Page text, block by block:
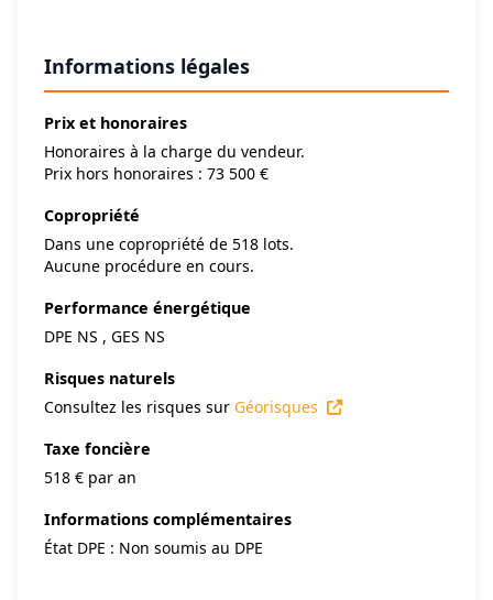
Informations légales
Prix et honoraires
Honoraires à la charge du vendeur.
Prix hors honoraires : 73 500 €
Copropriété
Dans une copropriété de 518 lots.
Aucune procédure en cours.
Performance énergétique
DPE NS , GES NS
Risques naturels
Consultez les risques sur Géorisques
Taxe foncière
518 € par an
Informations complémentaires
État DPE : Non soumis au DPE